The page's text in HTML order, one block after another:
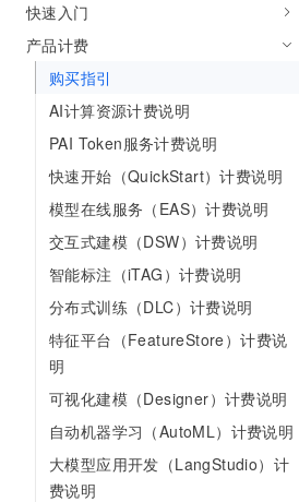
快速入门
产品计费
购买指引
AI计算资源计费说明
PAI Token服务计费说明
快速开始（QuickStart）计费说明
模型在线服务（EAS）计费说明
交互式建模（DSW）计费说明
智能标注（iTAG）计费说明
分布式训练（DLC）计费说明
特征平台（FeatureStore）计费说
明
可视化建模（Designer）计费说明
自动机器学习（AutoML）计费说明
大模型应用开发（LangStudio）计
费说明
计算
容器
存储
网络与CDN
安全
中间件
数据库
大数据计算
媒体服务
企业服务与云通信
互联网应用开发
大数据
安全
网络
上云与迁云
企业出海
政企业务